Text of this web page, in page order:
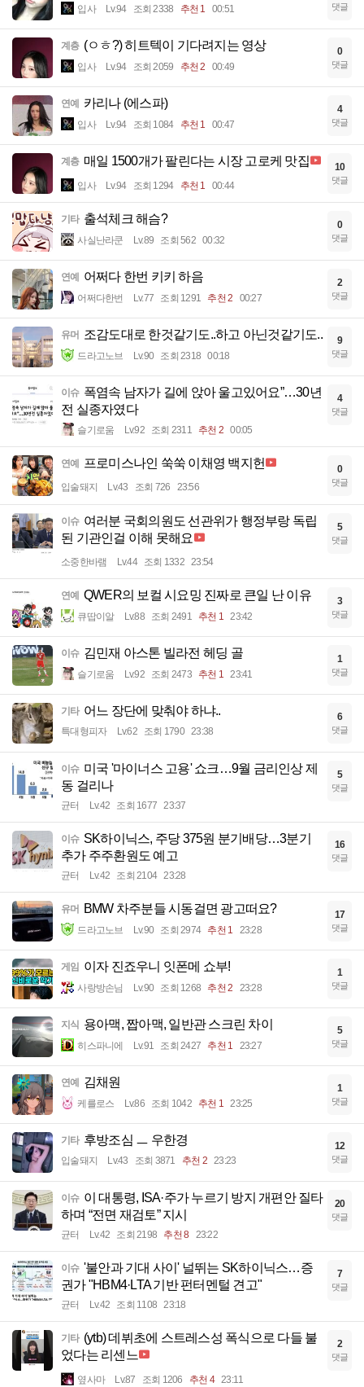
입사 Lv.94 조회 2338 추천 1 00:51 댓글
계층 (ㅇㅎ?) 히트텍이 기다려지는 영상
입사 Lv.94 조회 2059 추천 2 00:49
0
댓글
연예 카리나 (에스파)
입사 Lv.94 조회 1084 추천 1 00:47
4
댓글
계층 매일 1500개가 팔린다는 시장 고로케 맛집
입사 Lv.94 조회 1294 추천 1 00:44
10
댓글
기타 출석체크 해슴?
사실난라쿤 Lv.89 조회 562 00:32
0
댓글
연예 어쩌다 한번 키키 하음
어쩌다한번 Lv.77 조회 1291 추천 2 00:27
2
댓글
유머 조감도대로 한것같기도..하고 아닌것같기도..
드라고노브 Lv.90 조회 2318 00:18
9
댓글
이슈 폭염속 남자가 길에 앉아 울고있어요”…30년
전 실종자였다
슬기로움 Lv.92 조회 2311 추천 2 00:05
4
댓글
연예 프로미스나인 쑥쑥 이채영 백지헌
입술돼지 Lv.43 조회 726 23:56
0
댓글
이슈 여러분 국회의원도 선관위가 행정부랑 독립
된 기관인걸 이해 못해요
소중한바램 Lv.44 조회 1332 23:54
5
댓글
연예 QWER의 보컬 시요밍 진짜로 큰일 난 이유
큐땁이알 Lv.88 조회 2491 추천 1 23:42
3
댓글
이슈 김민재 아스톤 빌라전 헤딩 골
슬기로움 Lv.92 조회 2473 추천 1 23:41
1
댓글
기타 어느 장단에 맞춰야 하냐..
특대형피자 Lv.62 조회 1790 23:38
6
댓글
이슈 미국 '마이너스 고용' 쇼크…9월 금리인상 제
동 걸리나
균터 Lv.42 조회 1677 23:37
5
댓글
이슈 SK하이닉스, 주당 375원 분기배당…3분기
추가 주주환원도 예고
균터 Lv.42 조회 2104 23:28
16
댓글
유머 BMW 차주분들 시동걸면 광고떠요?
드라고노브 Lv.90 조회 2974 추천 1 23:28
17
댓글
게임 이자 진죠우니 잇폰메 쇼부!
사랑방손님 Lv.90 조회 1268 추천 2 23:28
1
댓글
지식 용아맥, 짭아맥, 일반관 스크린 차이
히스파니에 Lv.91 조회 2427 추천 1 23:27
5
댓글
연예 김채원
케를로스 Lv.86 조회 1042 추천 1 23:25
1
댓글
기타 후방조심 ㅡ 우한경
입술돼지 Lv.43 조회 3871 추천 2 23:23
12
댓글
이슈 이 대통령, ISA·주가 누르기 방지 개편안 질타
하며 “전면 재검토” 지시
균터 Lv.42 조회 2198 추천 8 23:22
20
댓글
이슈 '불안과 기대 사이' 널뛰는 SK하이닉스…증
권가 "HBM4·LTA 기반 펀터멘털 견고"
균터 Lv.42 조회 1108 23:18
7
댓글
기타 (ytb) 데뷔초에 스트레스성 폭식으로 다들 불
었다는 리센느
옆사마 Lv.87 조회 1206 추천 4 23:11
2
댓글